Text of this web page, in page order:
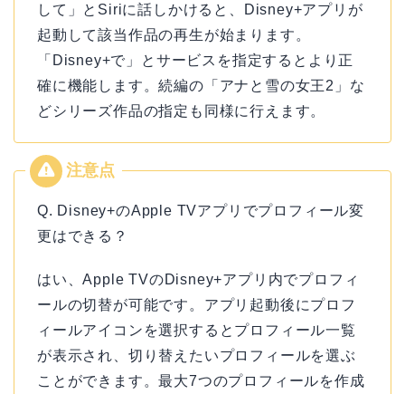
して」とSiriに話しかけると、Disney+アプリが
起動して該当作品の再生が始まります。
「Disney+で」とサービスを指定するとより正
確に機能します。続編の「アナと雪の女王2」な
どシリーズ作品の指定も同様に行えます。
Q. Disney+のApple TVアプリでプロフィール変
更はできる？
はい、Apple TVのDisney+アプリ内でプロフィ
ールの切替が可能です。アプリ起動後にプロフ
ィールアイコンを選択するとプロフィール一覧
が表示され、切り替えたいプロフィールを選ぶ
ことができます。最大7つのプロフィールを作成